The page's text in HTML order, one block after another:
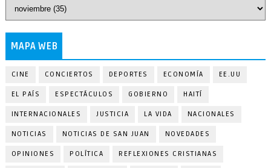
MAPA WEB
CINE CONCIERTOS DEPORTES ECONOMÍA EE.UU
EL PAÍS ESPECTÁCULOS GOBIERNO HAITÍ
INTERNACIONALES JUSTICIA LA VIDA NACIONALES
NOTICIAS NOTICIAS DE SAN JUAN NOVEDADES
OPINIONES POLÍTICA REFLEXIONES CRISTIANAS